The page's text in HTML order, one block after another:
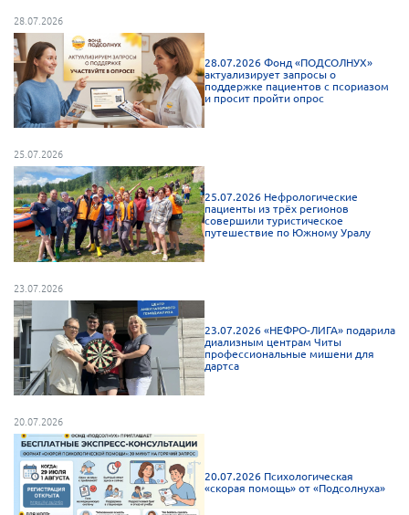
28.07.2026
28.07.2026 Фонд «ПОДСОЛНУХ»
актуализирует запросы о
поддержке пациентов с псориазом
и просит пройти опрос
25.07.2026
25.07.2026 Нефрологические
пациенты из трёх регионов
совершили туристическое
путешествие по Южному Уралу
23.07.2026
23.07.2026 «НЕФРО-ЛИГА» подарила
диализным центрам Читы
профессиональные мишени для
дартса
20.07.2026
20.07.2026 Психологическая
«скорая помощь» от «Подсолнуха»